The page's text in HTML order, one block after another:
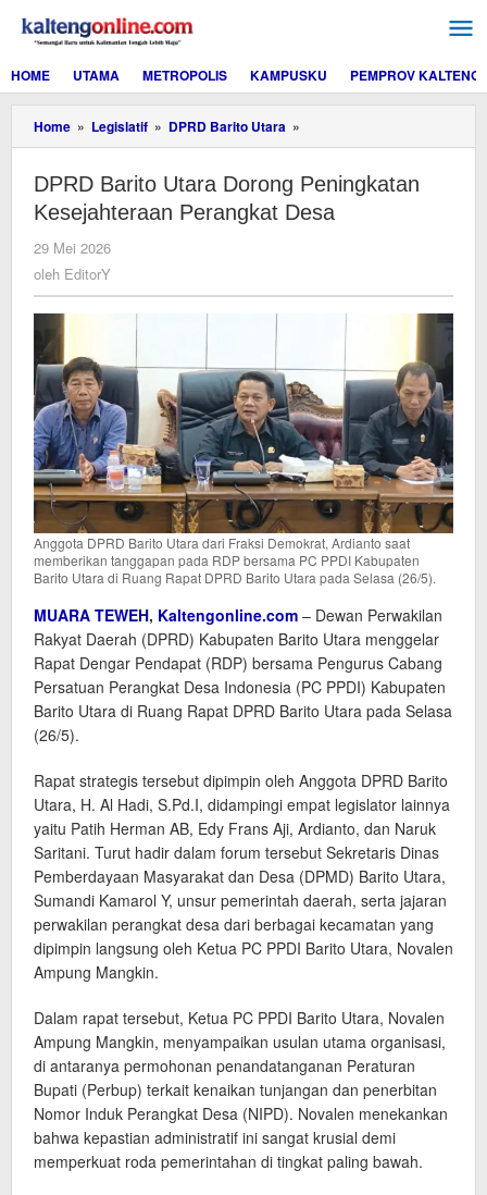
konten
HOME
UTAMA METROPOLIS KAMPUSKU PEMPROV KALTENG
Home » Legislatif » DPRD Barito Utara »
Barito
Dorong
Peningkatan
Kesejahteraan
DPRD Barito Utara Dorong Peningkatan
Kesejahteraan Perangkat Desa
29 Mei 2026
oleh EditorY
Anggota DPRD Barito Utara dari Fraksi Demokrat, Ardianto saat
memberikan tanggapan pada RDP bersama PC PPDI Kabupaten
Barito Utara di Ruang Rapat DPRD Barito Utara pada Selasa (26/5).
MUARA TEWEH, Kaltengonline.com – Dewan Perwakilan
Rakyat Daerah (DPRD) Kabupaten Barito Utara menggelar
Rapat Dengar Pendapat (RDP) bersama Pengurus Cabang
Persatuan Perangkat Desa Indonesia (PC PPDI) Kabupaten
Barito Utara di Ruang Rapat DPRD Barito Utara pada Selasa
(26/5).
Rapat strategis tersebut dipimpin oleh Anggota DPRD Barito
Utara, H. Al Hadi, S.Pd.I, didampingi empat legislator lainnya
yaitu Patih Herman AB, Edy Frans Aji, Ardianto, dan Naruk
Saritani. Turut hadir dalam forum tersebut Sekretaris Dinas
Pemberdayaan Masyarakat dan Desa (DPMD) Barito Utara,
Sumandi Kamarol Y, unsur pemerintah daerah, serta jajaran
perwakilan perangkat desa dari berbagai kecamatan yang
dipimpin langsung oleh Ketua PC PPDI Barito Utara, Novalen
Ampung Mangkin.
Dalam rapat tersebut, Ketua PC PPDI Barito Utara, Novalen
Ampung Mangkin, menyampaikan usulan utama organisasi,
di antaranya permohonan penandatanganan Peraturan
Bupati (Perbup) terkait kenaikan tunjangan dan penerbitan
Nomor Induk Perangkat Desa (NIPD). Novalen menekankan
bahwa kepastian administratif ini sangat krusial demi
memperkuat roda pemerintahan di tingkat paling bawah.